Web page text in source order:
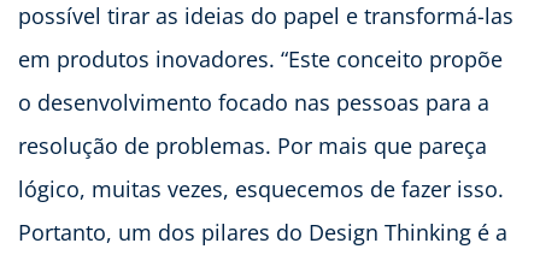
possível tirar as ideias do papel e transformá-las
em produtos inovadores. “Este conceito propõe
o desenvolvimento focado nas pessoas para a
resolução de problemas. Por mais que pareça
lógico, muitas vezes, esquecemos de fazer isso.
Portanto, um dos pilares do Design Thinking é a